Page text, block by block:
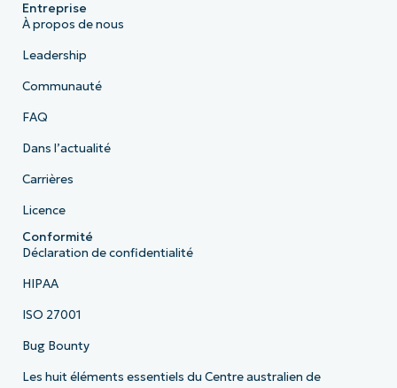
Entreprise
À propos de nous
Leadership
Communauté
FAQ
Dans l’actualité
Carrières
Licence
Conformité
Déclaration de confidentialité
HIPAA
ISO 27001
Bug Bounty
Les huit éléments essentiels du Centre australien de